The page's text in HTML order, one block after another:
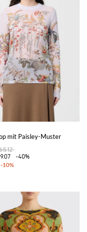
mit Paisley-Muster
-40%